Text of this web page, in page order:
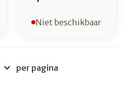
Niet beschikbaar
per pagina